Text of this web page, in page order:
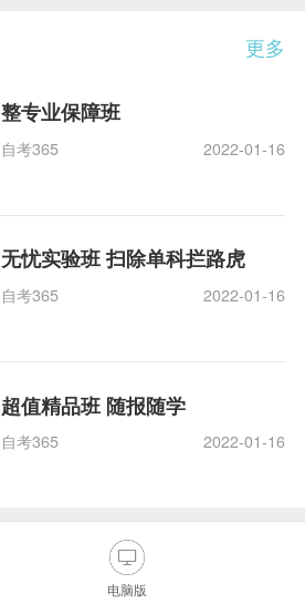
更多
整专业保障班
自考365 2022-01-16
无忧实验班 扫除单科拦路虎
自考365 2022-01-16
超值精品班 随报随学
自考365 2022-01-16
电脑版